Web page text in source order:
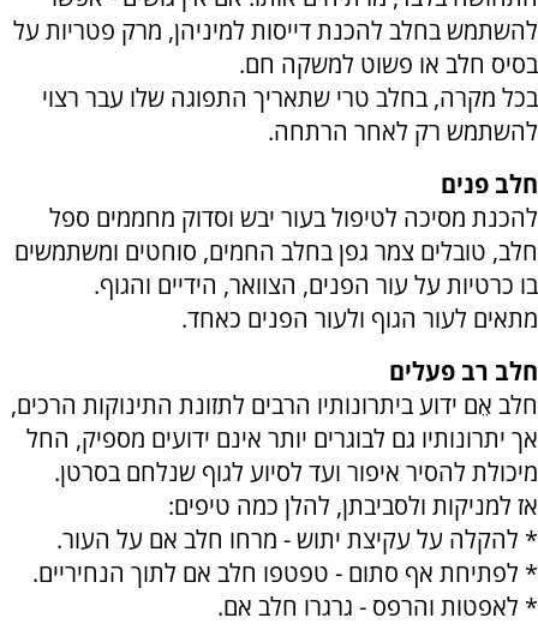
להשתמש בחלב להכנת דייסות למיניהן, מרק פטריות על
בסיס חלב או פשוט למשקה חם.
בכל מקרה, בחלב טרי שתאריך התפוגה שלו עבר רצוי
להשתמש רק לאחר הרתחה.
חלב פנים
להכנת מסיכה לטיפול בעור יבש וסדוק מחממים ספל
חלב, טובלים צמר גפן בחלב החמים, סוחטים ומשתמשים
בו כרטיות על עור הפנים, הצוואר, הידיים והגוף.
מתאים לעור הגוף ולעור הפנים כאחד.
חלב רב פעלים
חלב אֵם ידוע ביתרונותיו הרבים לתזונת התינוקות הרכים,
אך יתרונותיו גם לבוגרים יותר אינם ידועים מספיק, החל
מיכולת להסיר איפור ועד לסיוע לגוף שנלחם בסרטן.
אז למניקות ולסביבתן, להלן כמה טיפים:
* להקלה על עקיצת יתוש - מרחו חלב אם על העור.
* לפתיחת אף סתום - טפטפו חלב אם לתוך הנחיריים.
* לאפטות והרפס - גרגרו חלב אם.